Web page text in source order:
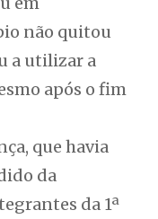
não quitou
a utilizar a
após o fim
que havia
da
da 1ª